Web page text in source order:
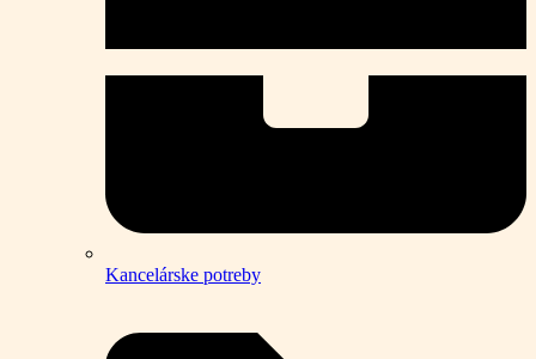
Kancelárske potreby